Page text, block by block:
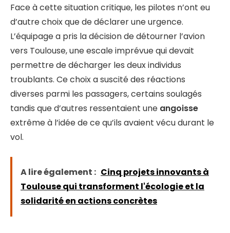
Face à cette situation critique, les pilotes n’ont eu
d’autre choix que de déclarer une urgence.
L’équipage a pris la décision de détourner l’avion
vers Toulouse, une escale imprévue qui devait
permettre de décharger les deux individus
troublants. Ce choix a suscité des réactions
diverses parmi les passagers, certains soulagés
tandis que d’autres ressentaient une angoisse
extrême à l’idée de ce qu’ils avaient vécu durant le
vol.
A lire également : Cinq projets innovants à
Toulouse qui transforment l'écologie et la
solidarité en actions concrètes